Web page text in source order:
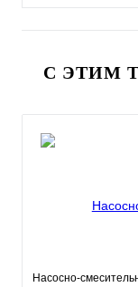
С ЭТИМ
Насосно-